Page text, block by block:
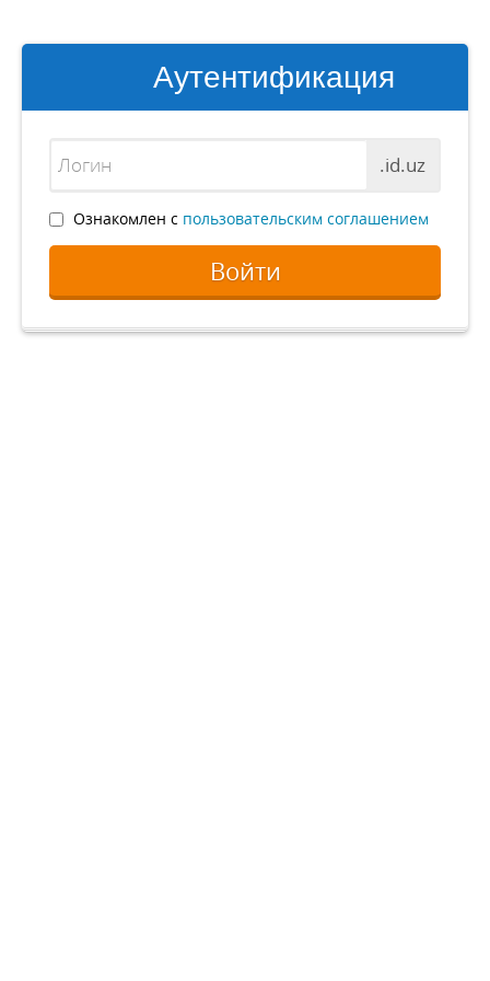
Аутентификация
.id.uz
Ознакомлен с пользовательским соглашением
Войти